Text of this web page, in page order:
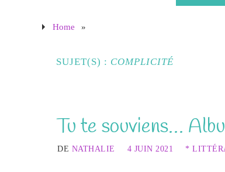
Home »
SUJET(S) : COMPLICITÉ
Tu te souviens…
DE NATHALIE 4 JUIN 2021 *